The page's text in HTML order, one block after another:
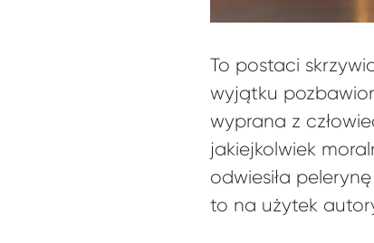
To postaci
wyjątku
wyprana z
jakiejkolwiek
odwiesiła
to na użytek